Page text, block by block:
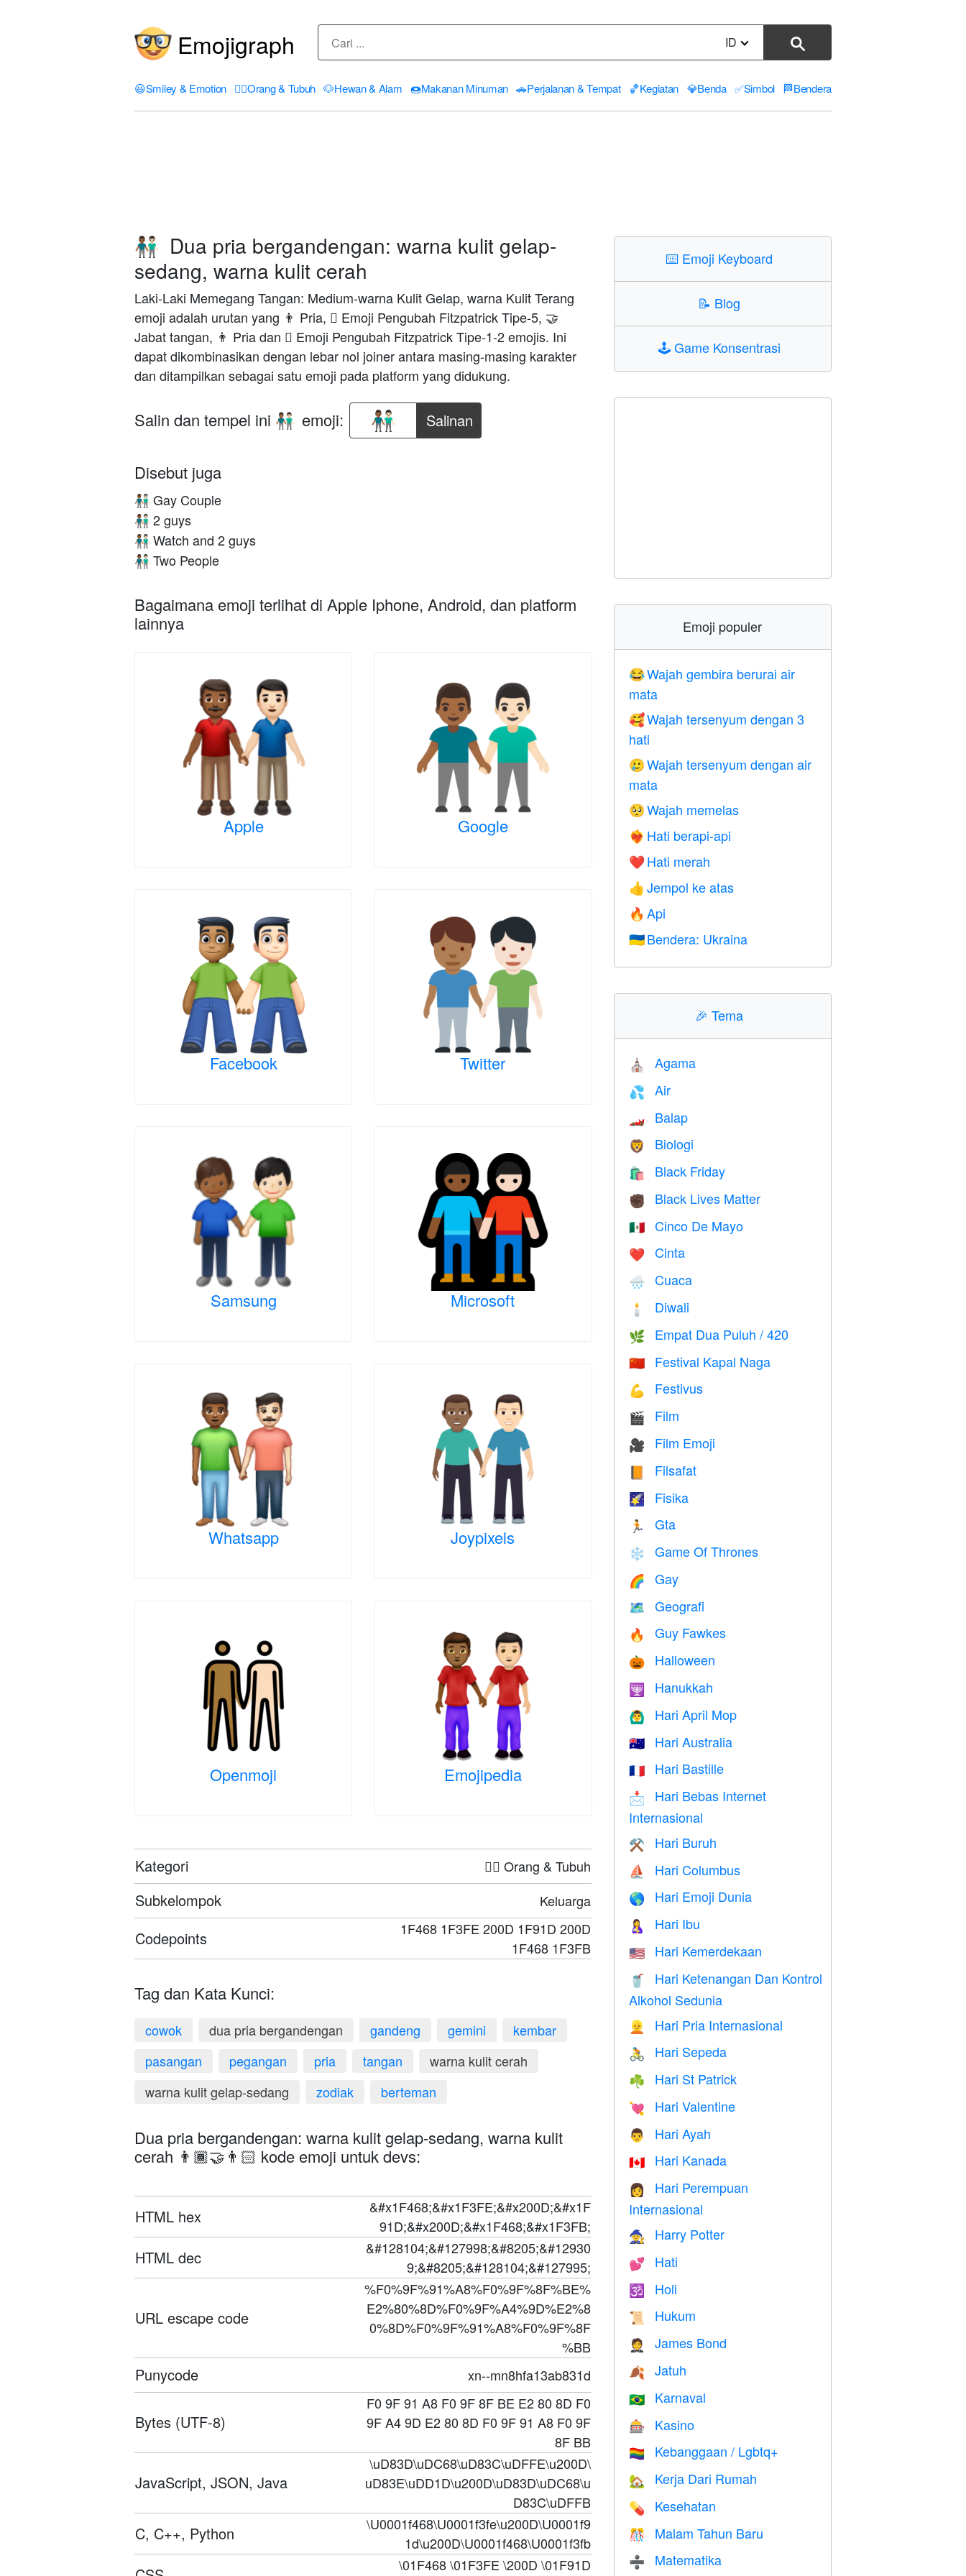
Emojigraph ID
😃Smiley & Emotion 🤦‍♀️Orang & Tubuh 🐶Hewan & Alam 🍩Makanan Minuman 🚗Perjalanan & Tempat 🏀Kegiatan 💎Benda ✅Simbol 🏁Bendera
👨🏾‍🤝‍👨🏻 Dua pria bergandengan: warna kulit gelap-
sedang, warna kulit cerah
Laki-Laki Memegang Tangan: Medium-warna Kulit Gelap, warna Kulit Terang
emoji adalah urutan yang 👨 Pria, 🏾 Emoji Pengubah Fitzpatrick Tipe-5, 🤝
Jabat tangan, 👨 Pria dan 🏻 Emoji Pengubah Fitzpatrick Tipe-1-2 emojis. Ini
dapat dikombinasikan dengan lebar nol joiner antara masing-masing karakter
dan ditampilkan sebagai satu emoji pada platform yang didukung.
Salin dan tempel ini 👨🏾‍🤝‍👨🏻 emoji: Salinan
Disebut juga
👨🏾‍🤝‍👨🏻 Gay Couple
👨🏾‍🤝‍👨🏻 2 guys
👨🏾‍🤝‍👨🏻 Watch and 2 guys
👨🏾‍🤝‍👨🏻 Two People
Bagaimana emoji terlihat di Apple Iphone, Android, dan platform
lainnya
Apple Google
Facebook Twitter
Samsung Microsoft
Whatsapp Joypixels
Openmoji Emojipedia
Kategori 🤦‍♀️ Orang & Tubuh
Subkelompok Keluarga
Codepoints
1F468 1F3FE 200D 1F91D 200D
1F468 1F3FB
Tag dan Kata Kunci:
cowok dua pria bergandengan gandeng gemini
kembar
pasangan
pegangan pria tangan
warna kulit cerah
warna kulit gelap-sedang
zodiak berteman
Dua pria bergandengan: warna kulit gelap-sedang, warna kulit
cerah 👨🏾‍🤝‍👨🏻 kode emoji untuk devs:
HTML hex
&#x1F468;&#x1F3FE;&#x200D;&#x1F
91D;&#x200D;&#x1F468;&#x1F3FB;
HTML dec
&#128104;&#127998;&#8205;&#12930
9;&#8205;&#128104;&#127995;
URL escape code
%F0%9F%91%A8%F0%9F%8F%BE%
E2%80%8D%F0%9F%A4%9D%E2%8
0%8D%F0%9F%91%A8%F0%9F%8F
%BB
Punycode xn--mn8hfa13ab831d
Bytes (UTF-8)
F0 9F 91 A8 F0 9F 8F BE E2 80 8D F0
9F A4 9D E2 80 8D F0 9F 91 A8 F0 9F
8F BB
JavaScript, JSON, Java
\uD83D\uDC68\uD83C\uDFFE\u200D\
uD83E\uDD1D\u200D\uD83D\uDC68\u
D83C\uDFFB
C, C++, Python
\U0001f468\U0001f3fe\u200D\U0001f9
1d\u200D\U0001f468\U0001f3fb
\01F468 \01F3FE \200D \01F91D
⌨️ Emoji Keyboard
📝 Blog
🕹️Game Konsentrasi
Emoji populer
😂Wajah gembira berurai air
mata
🥰Wajah tersenyum dengan 3
hati
🥲 Wajah tersenyum dengan air
mata
🥺 Wajah memelas
❤️‍🔥 Hati berapi-api
❤️ Hati merah
👍 Jempol ke atas
🔥 Api
🇺🇦 Bendera: Ukraina
🎉Tema
⛪️ Agama
💦 Air
🏎 Balap
🦁 Biologi
🛍 Black Friday
✊🏿 Black Lives Matter
🇲🇽 Cinco De Mayo
❤️️ Cinta
🌧 Cuaca
🕯 Diwali
🌿 Empat Dua Puluh / 420
🇨🇳 Festival Kapal Naga
💪 Festivus
🎬 Film
🎥 Film Emoji
📙 Filsafat
🌠 Fisika
🏃 Gta
❄️ Game Of Thrones
🌈 Gay
🗺 Geografi
🔥 Guy Fawkes
🎃 Halloween
🕎 Hanukkah
🙆‍♂️ Hari April Mop
🇦🇺 Hari Australia
🇫🇷 Hari Bastille
📩
Hari Bebas Internet
Internasional
⚒️ Hari Buruh
⛵️ Hari Columbus
🌎 Hari Emoji Dunia
🤱 Hari Ibu
🇺🇸 Hari Kemerdekaan
🥤
Hari Ketenangan Dan Kontrol
Alkohol Sedunia
👱 Hari Pria Internasional
🚴 Hari Sepeda
☘️ Hari St Patrick
💘 Hari Valentine
👨 Hari Ayah
🇨🇦 Hari Kanada
👩
Hari Perempuan
Internasional
🧙 Harry Potter
💕 Hati
🕉 Holi
📜 Hukum
🤵 James Bond
🍂 Jatuh
🇧🇷 Karnaval
🎰 Kasino
🏳️‍🌈 Kebanggaan / Lgbtq+
🏡 Kerja Dari Rumah
💊 Kesehatan
🎊 Malam Tahun Baru
➗ Matematika